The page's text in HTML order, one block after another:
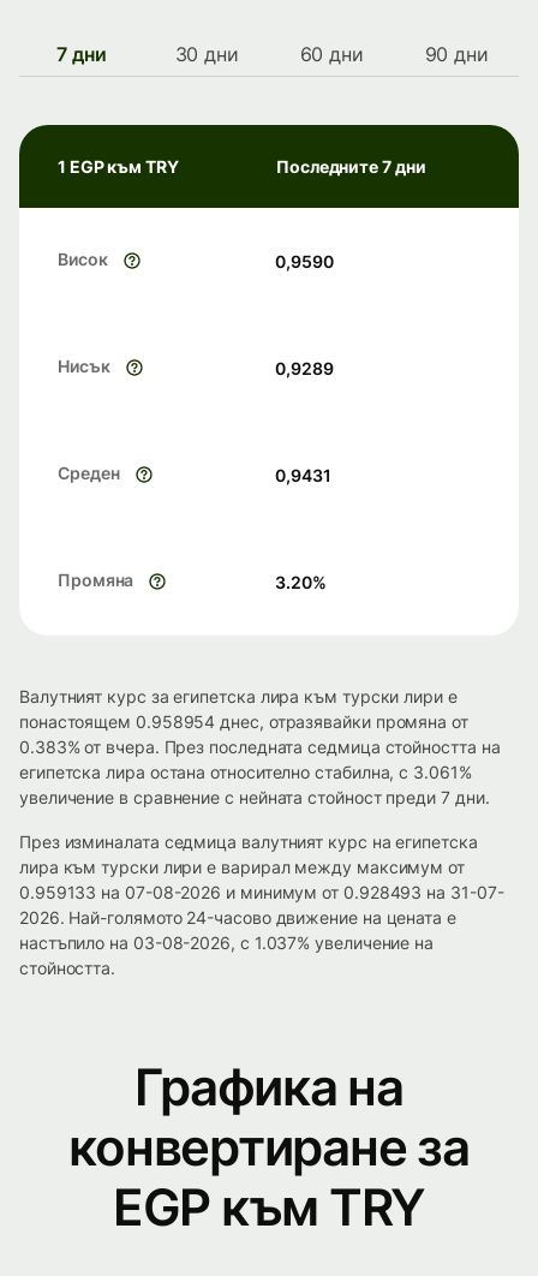
7 дни 30 дни 60 дни 90 дни
1 EGP към TRY Последните 7 дни
Висок 0,9590
Нисък 0,9289
Среден 0,9431
Промяна 3.20%
Валутният курс за египетска лира към турски лири е
понастоящем 0.958954 днес, отразявайки промяна от
0.383% от вчера. През последната седмица стойността на
египетска лира остана относително стабилна, с 3.061%
увеличение в сравнение с нейната стойност преди 7 дни.
През изминалата седмица валутният курс на египетска
лира към турски лири е варирал между максимум от
0.959133 на 07-08-2026 и минимум от 0.928493 на 31-07-
2026. Най-голямото 24-часово движение на цената е
настъпило на 03-08-2026, с 1.037% увеличение на
стойността.
Графика на
конвертиране за
EGP към TRY